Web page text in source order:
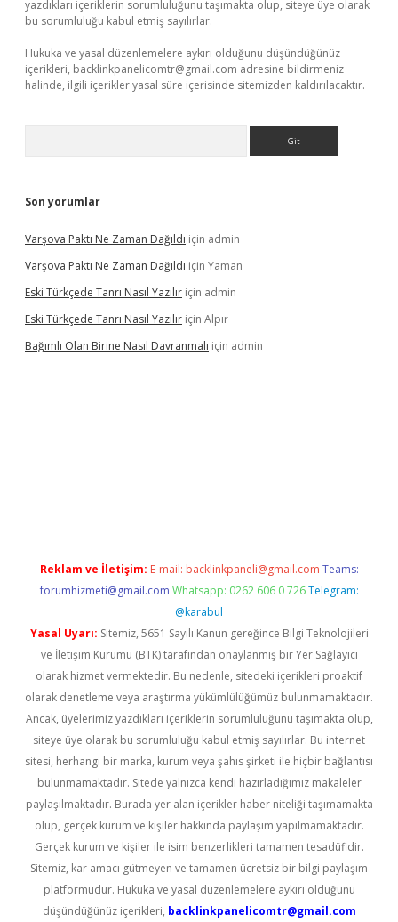
yazdıkları içeriklerin sorumluluğunu taşımakta olup, siteye üye olarak
bu sorumluluğu kabul etmiş sayılırlar.
Hukuka ve yasal düzenlemelere aykırı olduğunu düşündüğünüz
içerikleri, backlinkpanelicomtr@gmail.com adresine bildirmeniz
halinde, ilgili içerikler yasal süre içerisinde sitemizden kaldırılacaktır.
Son yorumlar
Varşova Paktı Ne Zaman Dağıldı için admin
Varşova Paktı Ne Zaman Dağıldı için Yaman
Eski Türkçede Tanrı Nasıl Yazılır için admin
Eski Türkçede Tanrı Nasıl Yazılır için Alpır
Bağımlı Olan Birine Nasıl Davranmalı için admin
Reklam ve İletişim: E-mail: backlinkpaneli@gmail.com Teams:
forumhizmeti@gmail.com Whatsapp: 0262 606 0 726 Telegram:
@karabul
Yasal Uyarı: Sitemiz, 5651 Sayılı Kanun gereğince Bilgi Teknolojileri
ve İletişim Kurumu (BTK) tarafından onaylanmış bir Yer Sağlayıcı
olarak hizmet vermektedir. Bu nedenle, sitedeki içerikleri proaktif
olarak denetleme veya araştırma yükümlülüğümüz bulunmamaktadır.
Ancak, üyelerimiz yazdıkları içeriklerin sorumluluğunu taşımakta olup,
siteye üye olarak bu sorumluluğu kabul etmiş sayılırlar. Bu internet
sitesi, herhangi bir marka, kurum veya şahıs şirketi ile hiçbir bağlantısı
bulunmamaktadır. Sitede yalnızca kendi hazırladığımız makaleler
paylaşılmaktadır. Burada yer alan içerikler haber niteliği taşımamakta
olup, gerçek kurum ve kişiler hakkında paylaşım yapılmamaktadır.
Gerçek kurum ve kişiler ile isim benzerlikleri tamamen tesadüfidir.
Sitemiz, kar amacı gütmeyen ve tamamen ücretsiz bir bilgi paylaşım
platformudur. Hukuka ve yasal düzenlemelere aykırı olduğunu
düşündüğünüz içerikleri, backlinkpanelicomtr@gmail.com